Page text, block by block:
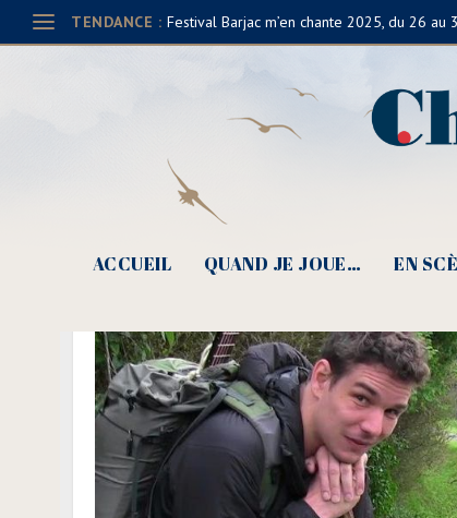
TENDANCE : Festival Barjac m’en chante 2025, du 26 au
ACCUEIL QUAND JE JOUE… EN